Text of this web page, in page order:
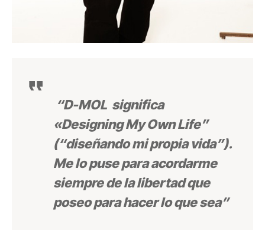
“D-MOL significa
«Designing My Own Life”
(“diseñando mi propia vida”).
Me lo puse para acordarme
siempre de la libertad que
poseo para hacer lo que sea”